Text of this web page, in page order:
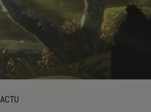
ACTU